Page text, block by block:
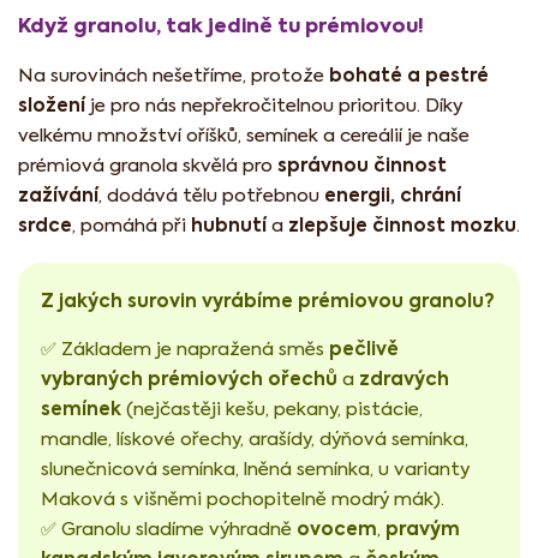
Když granolu, tak jedině tu prémiovou!
Na surovinách nešetříme, protože bohaté a pestré
složeníje pro nás nepřekročitelnou prioritou. Díky
velkému množství oříšků, semínek a cereálií je naše
prémiová granola skvělá pro správnou činnost
zažívání, dodává tělu potřebnou energii, chrání
srdce, pomáhá při hubnutía zlepšuje činnost mozku.
Z jakých surovin vyrábíme prémiovou granolu?
✅ Základem je napražená směs pečlivě
vybraných prémiových ořechů a zdravých
semínek (nejčastěji kešu, pekany, pistácie,
mandle, lískové ořechy, arašídy, dýňová semínka,
slunečnicová semínka, lněná semínka, u varianty
Maková s višněmi pochopitelně modrý mák).
✅ Granolu sladíme výhradně ovocem, pravým